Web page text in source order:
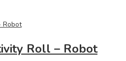
Roll – Robot